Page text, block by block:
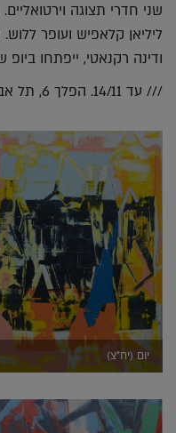
שני חדרי תצוגה
ליליאן קלאפיש ועופר
ודינה רקנאטי, ייפתחו
/// עד 14/11. הפלך 6, תל אביב.
יום (יח"צ)